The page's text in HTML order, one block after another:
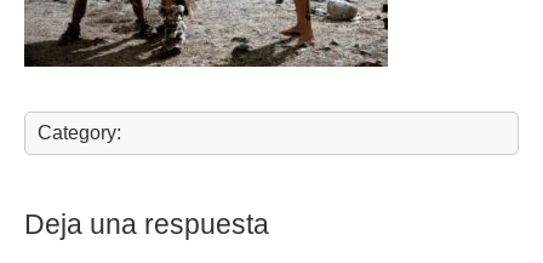
Category:
Deja una respuesta